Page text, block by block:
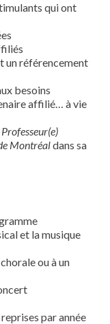
qui ont
un référencement
besoins
affilié… à vie
Professeur(e)
Montréaldans sa
et la musique
ou à un
par année